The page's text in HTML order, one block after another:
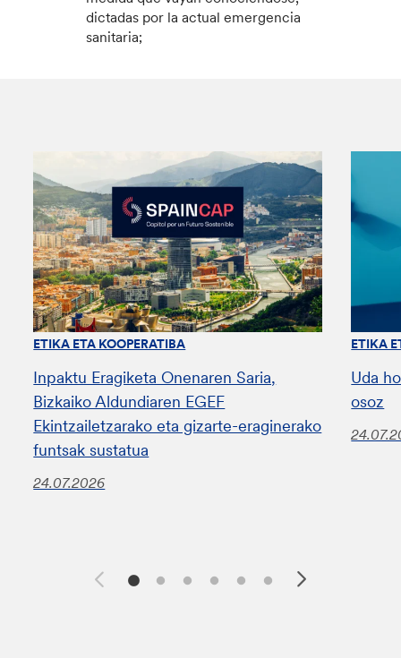
dictadas por la actual emergencia
sanitaria;
ETIKA ETA KOOPERATIBA
Inpaktu Eragiketa Onenaren Saria,
Bizkaiko Aldundiaren EGEF
Ekintzailetzarako eta gizarte-eraginerako
funtsak sustatua
24.07.2026
ETIKA
Uda
osoz